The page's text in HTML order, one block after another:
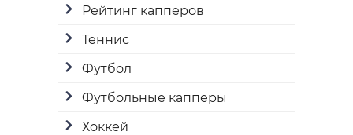
Рейтинг капперов
Теннис
Футбол
Футбольные капперы
Хоккей